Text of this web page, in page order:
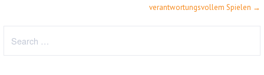
n
verantwortungsvollem Spielen →